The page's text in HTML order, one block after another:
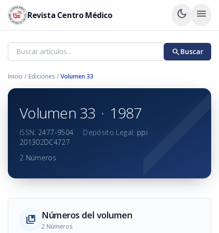
Revista Centro Médico dark_mode menu
searchBuscar
Inicio / Ediciones / Volumen 33
Volumen 33 · 1987
ISSN: 2477-9504 · Depósito Legal: ppi
201302DC4727
2 Números
collections_bookmark Números del volumen
2 Números